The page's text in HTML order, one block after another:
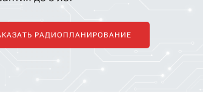
РАДИОПЛАНИРОВАНИЕ